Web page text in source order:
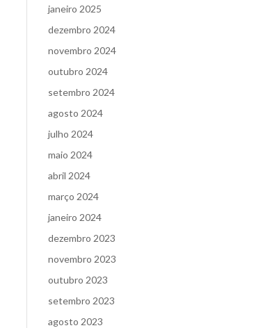
janeiro 2025
dezembro 2024
novembro 2024
outubro 2024
setembro 2024
agosto 2024
julho 2024
maio 2024
abril 2024
março 2024
janeiro 2024
dezembro 2023
novembro 2023
outubro 2023
setembro 2023
agosto 2023